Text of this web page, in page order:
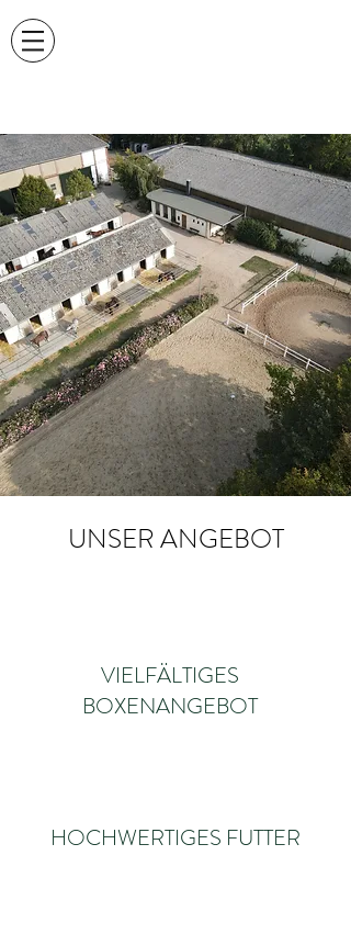
UNSER ANGEBOT
VIELFÄLTIGES
BOXENANGEBOT
HOCHWERTIGES FUTTER